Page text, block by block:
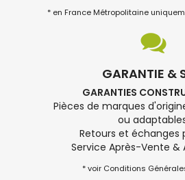
* en France Métropolitaine
GARANTIE &
GARANTIES
Pièces de marques
ou
Retours et échanges
Service Après-Vente &
* voir Conditions